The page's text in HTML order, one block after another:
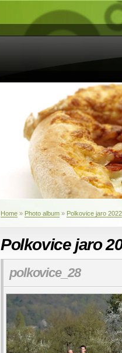
Home » Photo album » Polkovice jaro 2022
Polkovice jaro
polkovice_28